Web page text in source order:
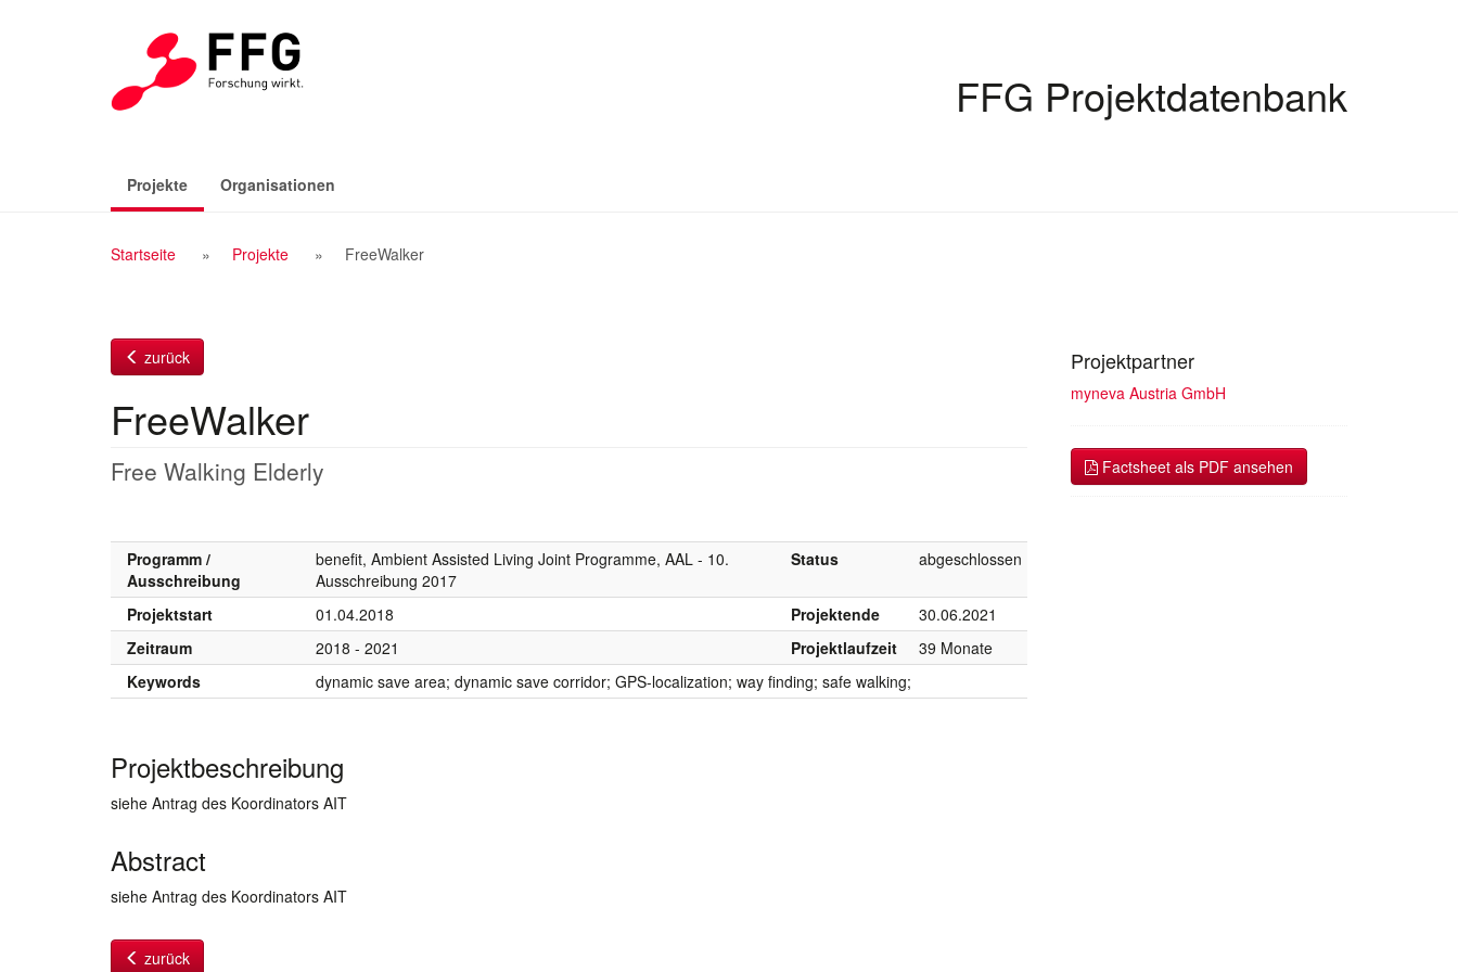
FFG Projektdatenbank
Projekte(aktiv)Organisationen
Breadcrumb
Startseite Projekte FreeWalker
zurück
FreeWalker
Free Walking Elderly
Programm /
Ausschreibung
benefit, Ambient Assisted Living Joint Programme, AAL - 10.
Ausschreibung 2017
Status abgeschlossen
Projektstart 01.04.2018 Projektende
30.06.2021
Zeitraum
2018 - 2021 Projektlaufzeit
39 Monate
Keywords
dynamic save area; dynamic save corridor; GPS-localization; way finding; safe walking;
Projektbeschreibung
siehe Antrag des Koordinators AIT
Abstract
siehe Antrag des Koordinators AIT
zurück
Projektpartner
myneva Austria GmbH
Factsheet als PDF ansehen